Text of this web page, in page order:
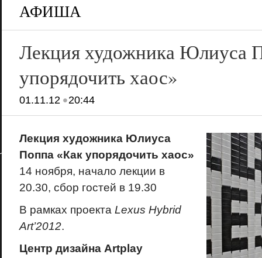
АФИША
Лекция художника Юлиуса
упорядочить хаос»
01.11.12•20:44
Лекция художника Юлиуса
Поппа «Как упорядочить хаос»
14 ноября, начало лекции в
20.30, сбор гостей в 19.30
В рамках проекта Lexus Hybrid
Art’2012.
Центр дизайна Artplay